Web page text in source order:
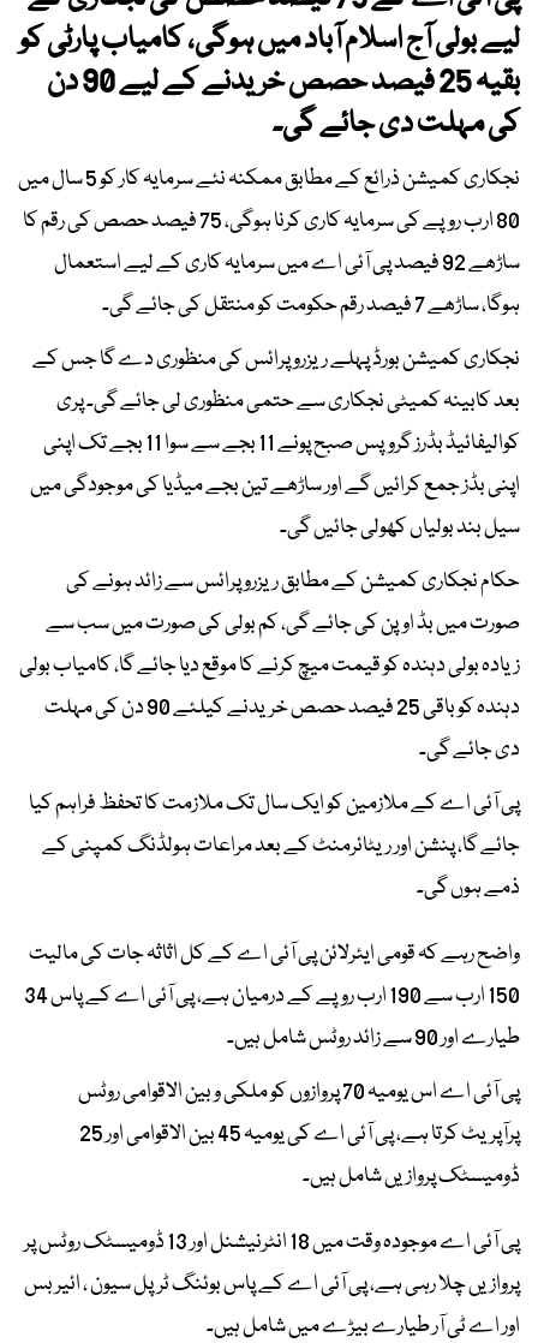
لیے بولی آج اسلام آباد میں ہوگی، کامیاب پارٹی کو
بقیہ 25 فیصد حصص خریدنے کے لیے 90 دن
کی مہلت دی جائے گی۔
نجکاری کمیشن ذرائع کے مطابق ممکنہ نئے سرمایہ کار کو 5 سال میں
80 ارب روپے کی سرمایہ کاری کرنا ہوگی، 75 فیصد حصص کی رقم کا
ساڑھے 92 فیصد پی آئی اے میں سرمایہ کاری کے لیے استعمال
ہوگا، ساڑھے 7 فیصد رقم حکومت کو منتقل کی جائے گی۔
نجکاری کمیشن بورڈ پہلے ریزرو پرائس کی منظوری دے گا جس کے
بعد کابینہ کمیٹی نجکاری سے حتمی منظوری لی جائے گی۔ پری
کوالیفائیڈ بڈرز گروپس صبح پونے 11 بجے سے سوا 11 بجے تک اپنی
اپنی بڈز جمع کرائیں گے اور ساڑھے تین بجے میڈیا کی موجودگی میں
سیل بند بولیاں کھولی جائیں گی۔
حکام نجکاری کمیشن کے مطابق ریزرو پرائس سے زائد ہونے کی
صورت میں بڈ اوپن کی جائے گی، کم بولی کی صورت میں سب سے
زیادہ بولی دہندہ کو قیمت میچ کرنے کا موقع دیا جائے گا، کامیاب بولی
دہندہ کو باقی 25 فیصد حصص خریدنے کیلئے 90 دن کی مہلت
دی جائے گی۔
پی آئی اے کے ملازمین کو ایک سال تک ملازمت کا تحفظ فراہم کیا
جائے گا، پنشن اور ریٹائرمنٹ کے بعد مراعات ہولڈنگ کمپنی کے
ذمے ہوں گی۔
واضح رہے کہ قومی ایئرلائن پی آئی اے کے کل اثاثہ جات کی مالیت
150 ارب سے 190 ارب روپے کے درمیان ہے، پی آئی اے کے پاس 34
طیارے اور 90 سے زائد روٹس شامل ہیں۔
پی آئی اے اس یومیہ 70 پروازوں کو ملکی و بین الاقوامی روٹس
پرآپریٹ کرتا ہے، پی آئی اے کی یومیہ 45 بین الاقوامی اور 25
ڈومیسٹک پروازیں شامل ہیں۔
پی آئی اے موجودہ وقت میں 18 انٹرنیشنل اور 13 ڈومیسٹک روٹس پر
پروازیں چلا رہی ہے، پی آئی اے کے پاس بوئنگ ٹرپل سیون ، ائیربس
اور اے ٹی آر طیارے بیڑے میں شامل ہیں۔